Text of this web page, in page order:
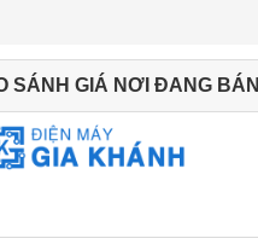
SÁNH GIÁ NƠI ĐANG BÁN